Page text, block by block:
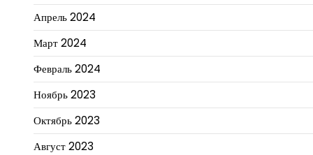
Апрель 2024
Март 2024
Февраль 2024
Ноябрь 2023
Октябрь 2023
Август 2023